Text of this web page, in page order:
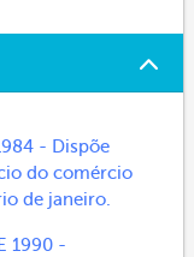
- Dispõe
do comércio
de janeiro.
1990 -